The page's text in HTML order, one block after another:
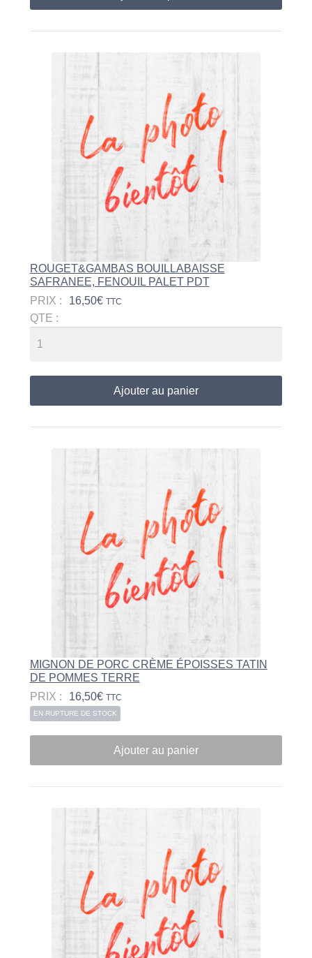
ROUGET&GAMBAS BOUILLABAISSE
SAFRANEE, FENOUIL PALET PDT
PRIX :
16,50€ TTC
QTE :
Ajouter au panier
MIGNON DE PORC CRÈME ÉPOISSES TATIN
DE POMMES TERRE
PRIX :
16,50€ TTC
EN RUPTURE DE STOCK
Ajouter au panier